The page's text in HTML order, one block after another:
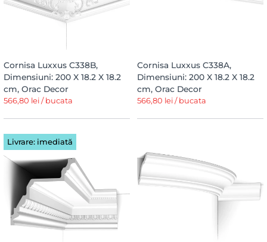
Cornisa Luxxus C338B,
Dimensiuni: 200 X 18.2 X 18.2
cm, Orac Decor
566,80 lei / bucata
Cornisa Luxxus C338A,
Dimensiuni: 200 X 18.2 X 18.2
cm, Orac Decor
566,80 lei / bucata
Livrare: imediată